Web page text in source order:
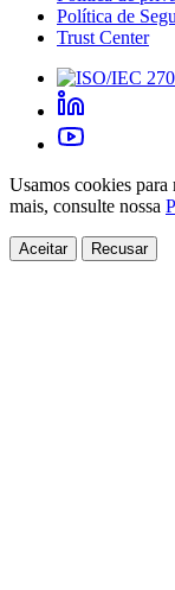
Política de
Trust Center
Usamos cookies para
mais, consulte nossa
Aceitar Recusar